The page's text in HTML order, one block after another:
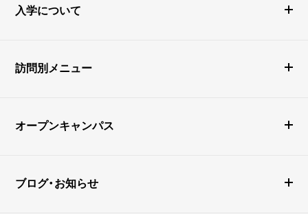
入学について
訪問別メニュー
オープンキャンパス
ブログ・お知らせ